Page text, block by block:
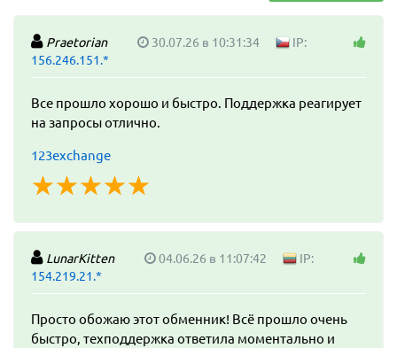
Praetorian 30.07.26 в 10:31:34
IP:
156.246.151.*
Все прошло хорошо и быстро. Поддержка реагирует
на запросы отлично.
123exchange
☆☆☆☆☆
★★★★★
LunarKitten 04.06.26 в 11:07:42
IP:
154.219.21.*
Просто обожаю этот обменник! Всё прошло очень
быстро, техподдержка ответила моментально и